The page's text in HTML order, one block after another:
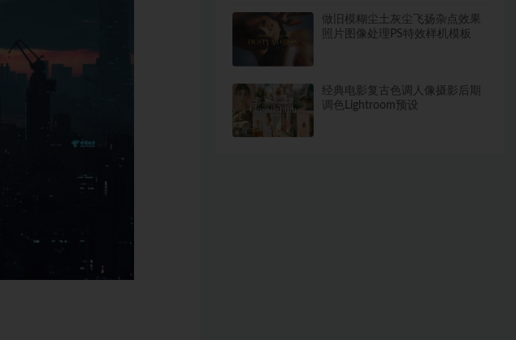
做旧模糊尘土灰尘飞扬杂点效果
照片图像处理PS特效样机模板
经典电影复古色调人像摄影后期
调色Lightroom预设